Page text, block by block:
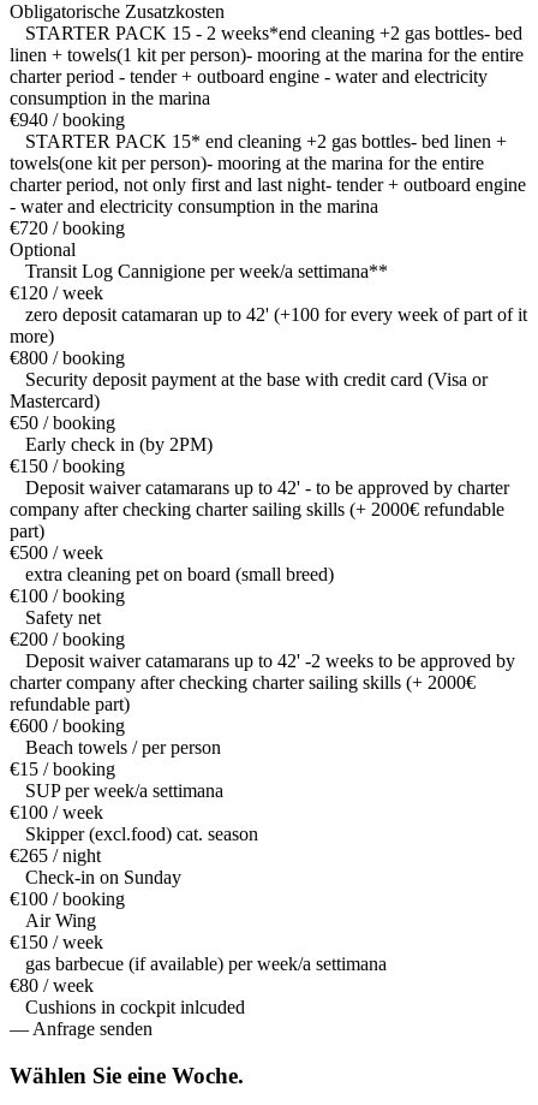
Obligatorische Zusatzkosten
STARTER PACK 15 - 2 weeks*end cleaning +2 gas bottles- bed
linen + towels(1 kit per person)- mooring at the marina for the entire
charter period - tender + outboard engine - water and electricity
consumption in the marina
€940 / booking
STARTER PACK 15* end cleaning +2 gas bottles- bed linen +
towels(one kit per person)- mooring at the marina for the entire
charter period, not only first and last night- tender + outboard engine
- water and electricity consumption in the marina
€720 / booking
Optional
Transit Log Cannigione per week/a settimana**
€120 / week
zero deposit catamaran up to 42' (+100 for every week of part of it
more)
€800 / booking
Security deposit payment at the base with credit card (Visa or
Mastercard)
€50 / booking
Early check in (by 2PM)
€150 / booking
Deposit waiver catamarans up to 42' - to be approved by charter
company after checking charter sailing skills (+ 2000€ refundable
part)
€500 / week
extra cleaning pet on board (small breed)
€100 / booking
Safety net
€200 / booking
Deposit waiver catamarans up to 42' -2 weeks to be approved by
charter company after checking charter sailing skills (+ 2000€
refundable part)
€600 / booking
Beach towels / per person
€15 / booking
SUP per week/a settimana
€100 / week
Skipper (excl.food) cat. season
€265 / night
Check-in on Sunday
€100 / booking
Air Wing
€150 / week
gas barbecue (if available) per week/a settimana
€80 / week
Cushions in cockpit inlcuded
— Anfrage senden
Wählen Sie eine Woche.